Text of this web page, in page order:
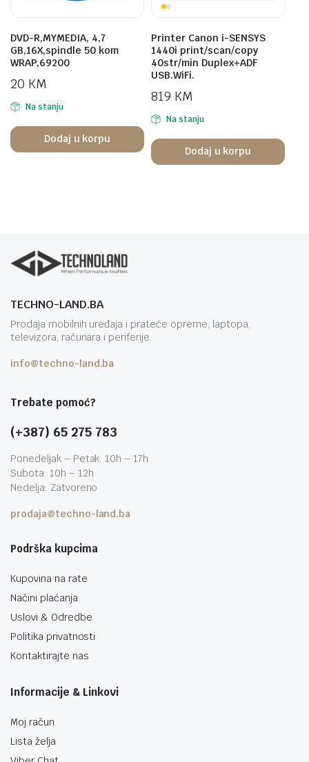
DVD-R,MYMEDIA, 4,7
GB,16X,spindle 50 kom
WRAP,69200
20 KM
Na stanju
Dodaj u korpu
Printer Canon i-SENSYS
1440i print/scan/copy
40str/min Duplex+ADF
USB.WiFi.
819 KM
Na stanju
Dodaj u korpu
TECHNO-LAND.BA
Prodaja mobilnih uređaja i prateće opreme, laptopa,
televizora, računara i periferije.
info@techno-land.ba
Trebate pomoć?
(+387) 65 275 783
Ponedeljak – Petak: 10h – 17h
Subota: 10h – 12h
Nedelja: Zatvoreno
prodaja@techno-land.ba
Podrška kupcima
Kupovina na rate
Načini plaćanja
Uslovi & Odredbe
Politika privatnosti
Kontaktirajte nas
Informacije & Linkovi
Moj račun
Lista želja